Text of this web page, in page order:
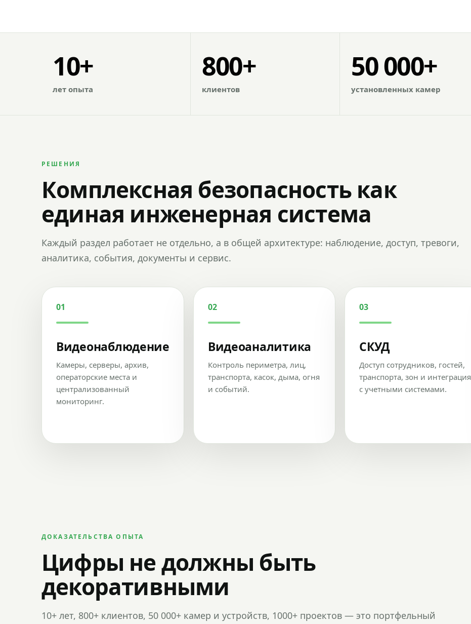
10+
лет опыта
800+
клиентов
50 000+
установленных камер
РЕШЕНИЯ
Комплексная безопасность как
единая инженерная система
Каждый раздел работает не отдельно, а в общей архитектуре: наблюдение, доступ, тревоги,
аналитика, события, документы и сервис.
01
Видеонаблюдение
Камеры, серверы, архив,
операторские места и
централизованный
мониторинг.
02
Видеоаналитика
Контроль периметра, лиц,
транспорта, касок, дыма, огня
и событий.
03
СКУД
Доступ сотрудников, гостей,
транспорта, зон и интеграция
с учетными системами.
ДОКАЗАТЕЛЬСТВА ОПЫТА
Цифры не должны быть
декоративными
10+ лет, 800+ клиентов, 50 000+ камер и устройств, 1000+ проектов — это портфельный